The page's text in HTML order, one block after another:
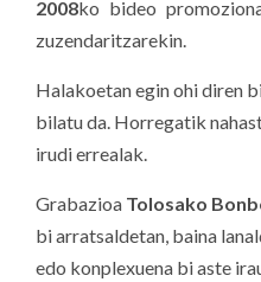
2008ko bideo
zuzendaritzarekin.
Halakoetan egin ohi diren
bilatu da. Horregatik
irudi errealak.
Grabazioa Tolosako
bi arratsaldetan, baina
edo konplexuena bi aste